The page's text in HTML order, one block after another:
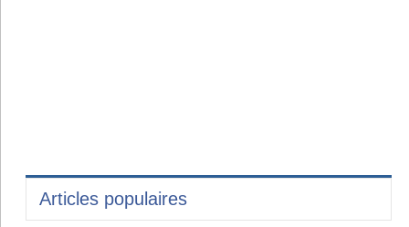
Articles populaires